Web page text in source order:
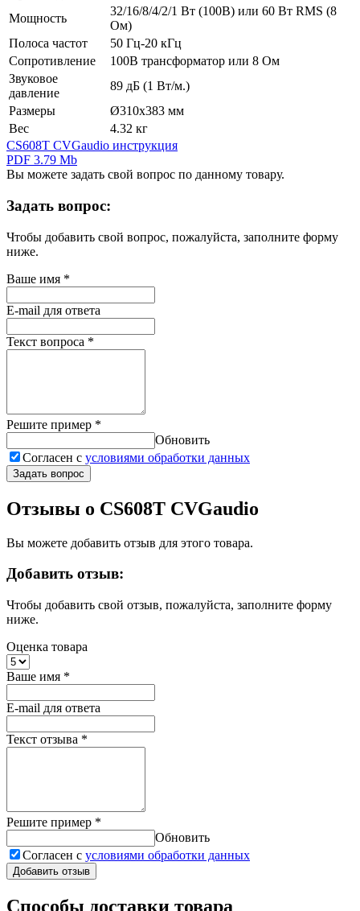
Мощность
32/16/8/4/2/1 Вт (100В) или 60 Вт RMS (8
Ом)
Полоса частот
50 Гц-20 кГц
Сопротивление
100В трансформатор или 8 Ом
Звуковое
давление
89 дБ (1 Вт/м.)
Размеры
Ø310x383 мм
Вес
4.32 кг
CS608T CVGaudio инструкция
PDF 3.79 Mb
Вы можете задать свой вопрос по данному товару.
Задать вопрос:
Чтобы добавить свой вопрос, пожалуйста, заполните форму
ниже.
Ваше имя *
E-mail для ответа
Текст вопроса *
Решите пример *
Обновить
Согласен с условиями обработки данных
Задать вопрос
Отзывы о CS608T CVGaudio
Вы можете добавить отзыв для этого товара.
Добавить отзыв:
Чтобы добавить свой отзыв, пожалуйста, заполните форму
ниже.
Оценка товара
Ваше имя *
E-mail для ответа
Текст отзыва *
Решите пример *
Обновить
Согласен с условиями обработки данных
Добавить отзыв
Способы доставки товара